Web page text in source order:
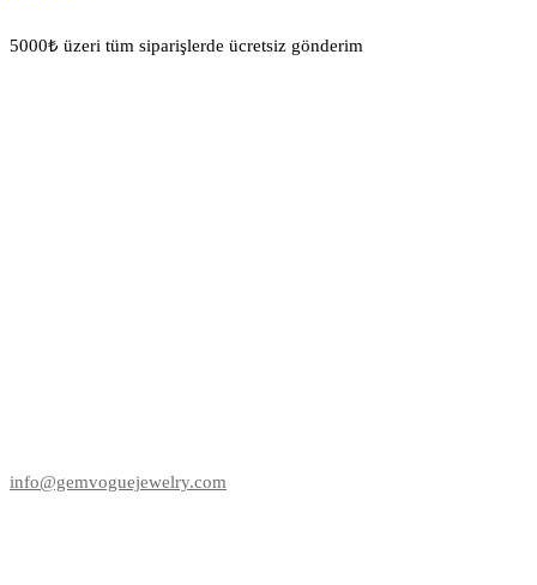
5000₺ üzeri tüm siparişlerde ücretsiz gönderim
info@gemvoguejewelry.com